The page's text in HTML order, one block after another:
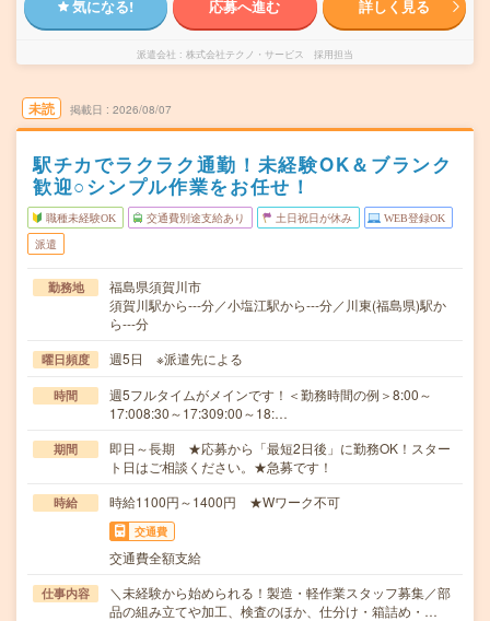
気になる! 応募へ進む 詳しく見る
派遣会社 株式会社テクノ・サービス 採用担当
未読 掲載日 2026/08/07
駅チカでラクラク通勤！未経験OK＆ブランク
歓迎○シンプル作業をお任せ！
職種未経験OK 交通費別途支給あり 土日祝日が休み WEB登録OK
派遣
勤務地
福島県須賀川市
須賀川駅から---分／小塩江駅から---分／川東(福島県)駅か
ら---分
曜日頻度 週5日 ※派遣先による
時間
週5フルタイムがメインです！＜勤務時間の例＞8:00～
17:008:30～17:309:00～18:…
期間
即日～長期 ★応募から「最短2日後」に勤務OK！スター
ト日はご相談ください。★急募です！
時給 時給1100円～1400円 ★Wワーク不可
交通費
交通費全額支給
仕事内容
＼未経験から始められる！製造・軽作業スタッフ募集／部
品の組み立てや加工、検査のほか、仕分け・箱詰め・…